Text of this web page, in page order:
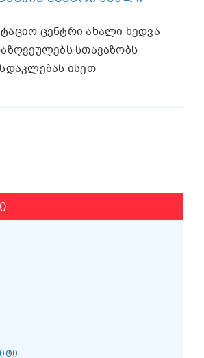
ცენტრი ახალი ხედვა
სთავაზობს
ისეთ